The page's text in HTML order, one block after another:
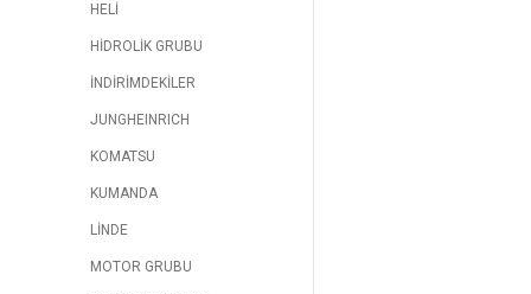
HELİ
HİDROLİK GRUBU
İNDİRİMDEKİLER
JUNGHEINRICH
KOMATSU
KUMANDA
LİNDE
MOTOR GRUBU